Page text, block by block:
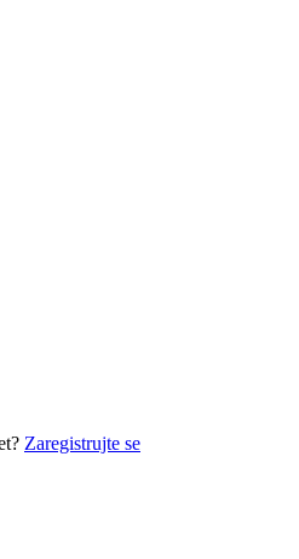
Zaregistrujte se